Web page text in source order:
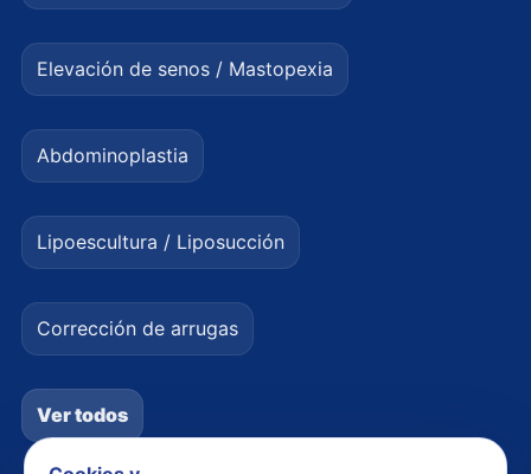
Elevación de senos / Mastopexia
Abdominoplastia
Lipoescultura / Liposucción
Corrección de arrugas
Ver todos